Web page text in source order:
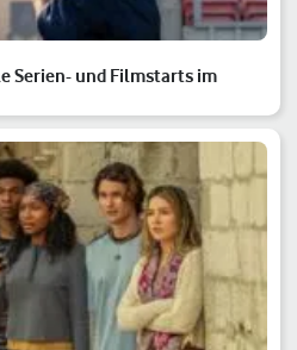
Serien- und Filmstarts im